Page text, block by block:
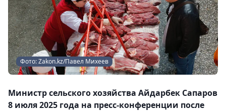
Фото: Zakon.kz/Павел Михеев
Министр сельского хозяйства Айдарбек Сапаров
8 июля 2025 года на пресс-конференции после